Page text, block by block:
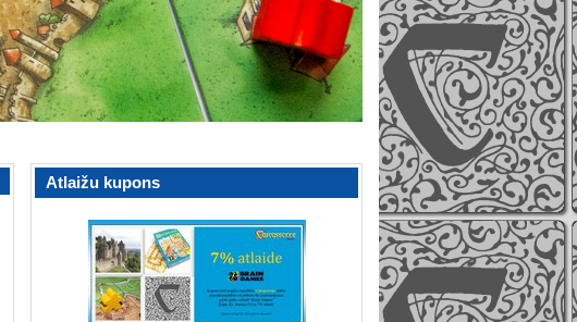
Atlaižu kupons